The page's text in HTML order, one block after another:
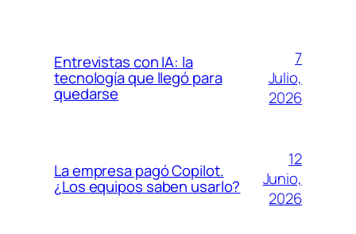
Entrevistas con IA: la
tecnología que llegó para
quedarse
7
Julio,
2026
La empresa pagó Copilot.
¿Los equipos saben usarlo?
12
Junio,
2026